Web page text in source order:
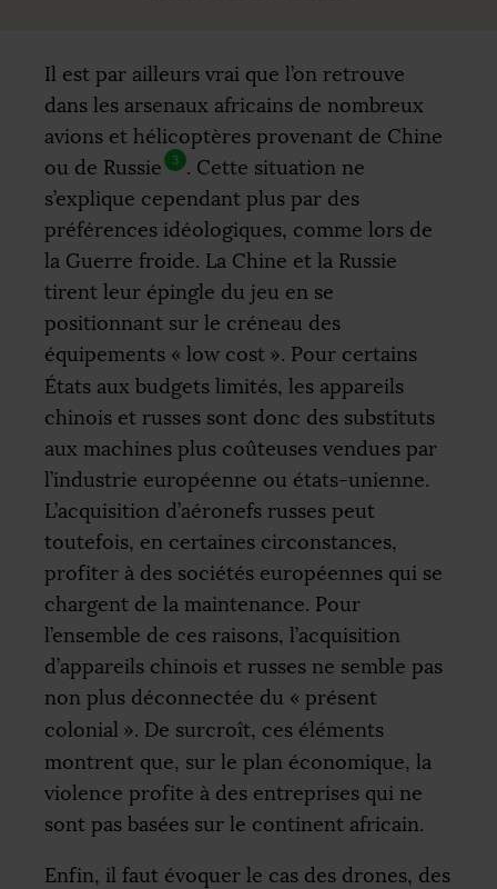
Il est par ailleurs vrai que l’on retrouve
dans les arsenaux africains de nombreux
avions et hélicoptères provenant de Chine
ou de Russie
3
. Cette situation ne
s’explique cependant plus par des
préférences idéologiques, comme lors de
la Guerre froide. La Chine et la Russie
tirent leur épingle du jeu en se
positionnant sur le créneau des
équipements « low cost ». Pour certains
États aux budgets limités, les appareils
chinois et russes sont donc des substituts
aux machines plus coûteuses vendues par
l’industrie européenne ou états-unienne.
L’acquisition d’aéronefs russes peut
toutefois, en certaines circonstances,
profiter à des sociétés européennes qui se
chargent de la maintenance. Pour
l’ensemble de ces raisons, l’acquisition
d’appareils chinois et russes ne semble pas
non plus déconnectée du « présent
colonial ». De surcroît, ces éléments
montrent que, sur le plan économique, la
violence profite à des entreprises qui ne
sont pas basées sur le continent africain.
Enfin, il faut évoquer le cas des drones, des